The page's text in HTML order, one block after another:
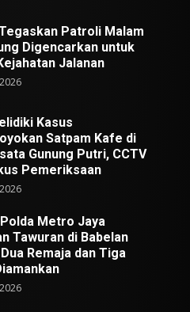
Patroli Malam
Digencarkan untuk
Jalanan
Kasus
Satpam Kafe di
Gunung Putri, CCTV
Pemeriksaan
Metro Jaya
Tawuran di Babelan
Remaja dan Tiga